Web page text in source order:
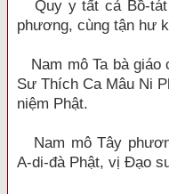
Quy y tất cả Bồ-tát
phương, cùng tận hư
Nam mô Ta bà giáo
Sư Thích Ca Mâu Ni
niệm Phật.
Nam mô Tây
A-di-đà Phật, vị Đạo